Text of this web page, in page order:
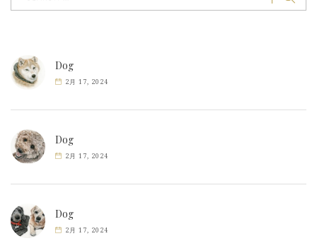
Dog
2月 17, 2024
Dog
2月 17, 2024
Dog
2月 17, 2024